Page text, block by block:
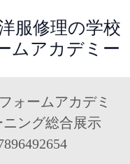
服修理の学校
ムアカデミー
ォームアカデミ
ニング総合展示